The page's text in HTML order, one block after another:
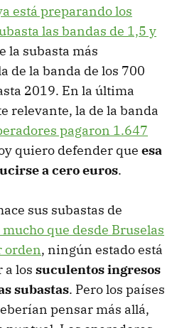
está preparando los
las bandas de 1,5 y
la subasta más
de la banda de los 700
2019. En la última
relevante, la de la banda
pagaron 1.647
quiero defender que esa
a cero euros.
sus subastas de
que desde Bruselas
orden, ningún estado está
a los suculentos ingresos
subastas. Pero los países
pensar más allá,